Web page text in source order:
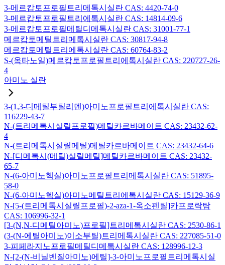
3-메르캅토프로필트리메톡시실란 CAS: 4420-74-0
3-메르캅토프로필트리에톡시실란 CAS: 14814-09-6
3-메르캅토프로필메틸디메톡시실란 CAS: 31001-77-1
메르캅토메틸트리메톡시실란 CAS: 30817-94-8
메르캅토메틸트리에톡시실란 CAS: 60764-83-2
S-(옥타노일)메르캅토프로필트리에톡시실란 CAS: 220727-26-
4
아미노 실란
3-(1,3-디메틸부틸리덴)아미노프로필트리에톡시실란 CAS:
116229-43-7
N-(트리메톡시실릴프로필)메틸카르바메이트 CAS: 23432-62-
4
N-(트리메톡시실릴메틸)메틸카르바메이트 CAS: 23432-64-6
N-[디메톡시(메틸)실릴메틸]메틸카르바메이트 CAS: 23432-
65-7
N-(6-아미노헥실)아미노프로필트리메톡시실란 CAS: 51895-
58-0
N-(6-아미노헥실)아미노메틸트리에톡시실란 CAS: 15129-36-9
N-[5-(트리메톡시실릴프로필)-2-aza-1-옥소펜틸]카프로락탐
CAS: 106996-32-1
[3-(N,N-디메틸아미노)프로필]트리메톡시실란 CAS: 2530-86-1
(3-(N-에틸아미노)이소부틸)트리메톡시실란 CAS: 227085-51-0
3-피페라지노프로필메틸디메톡시실란 CAS: 128996-12-3
N-[2-(N-비닐벤질아미노)에틸]-3-아미노프로필트리메톡시실